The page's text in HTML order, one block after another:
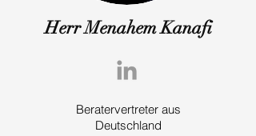
Herr Menahem Kanafi
Beratervertreter aus
Deutschland